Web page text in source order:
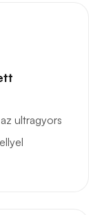
ultragyors